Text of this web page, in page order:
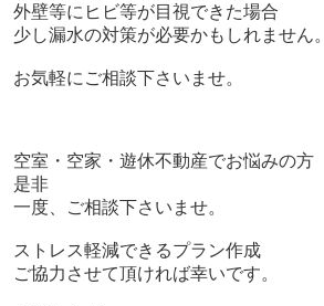
外壁等にヒビ等が目視できた場合
少し漏水の対策が必要かもしれません。
お気軽にご相談下さいませ。
空室・空家・遊休不動産でお悩みの方
是非
一度、ご相談下さいませ。
ストレス軽減できるプラン作成
ご協力させて頂ければ幸いです。